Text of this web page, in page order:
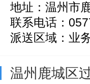
地址：温州市
联系电话：
派送区域：业
温州鹿城区